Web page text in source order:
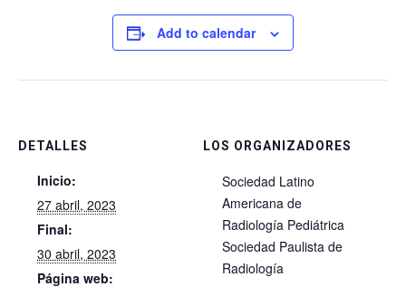
Add to calendar
DETALLES
Inicio:
27 abril, 2023
Final:
30 abril, 2023
Página web:
LOS ORGANIZADORES
Sociedad Latino
Americana de
Radiología Pediátrica
Sociedad Paulista de
Radiología